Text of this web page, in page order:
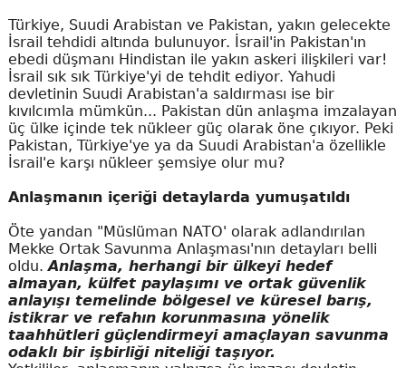
Türkiye, Suudi Arabistan ve Pakistan, yakın gelecekte
İsrail tehdidi altında bulunuyor. İsrail'in Pakistan'ın
ebedi düşmanı Hindistan ile yakın askeri ilişkileri var!
İsrail sık sık Türkiye'yi de tehdit ediyor. Yahudi
devletinin Suudi Arabistan'a saldırması ise bir
kıvılcımla mümkün... Pakistan dün anlaşma imzalayan
üç ülke içinde tek nükleer güç olarak öne çıkıyor. Peki
Pakistan, Türkiye'ye ya da Suudi Arabistan'a özellikle
İsrail'e karşı nükleer şemsiye olur mu?
Anlaşmanın içeriği detaylarda yumuşatıldı
Öte yandan "Müslüman NATO' olarak adlandırılan
Mekke Ortak Savunma Anlaşması'nın detayları belli
oldu.Anlaşma, herhangi bir ülkeyi hedef
almayan, külfet paylaşımı ve ortak güvenlik
anlayışı temelinde bölgesel ve küresel barış,
istikrar ve refahın korunmasına yönelik
taahhütleri güçlendirmeyi amaçlayan savunma
odaklı bir işbirliği niteliği taşıyor.